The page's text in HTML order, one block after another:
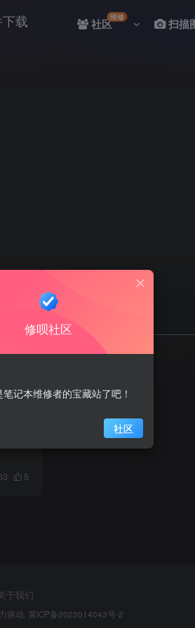
社区维修 扫描
5
于我们
驱动.
冀ICP备2023014043号-2
修呗社区
记本维修者的宝藏站了吧！
社区